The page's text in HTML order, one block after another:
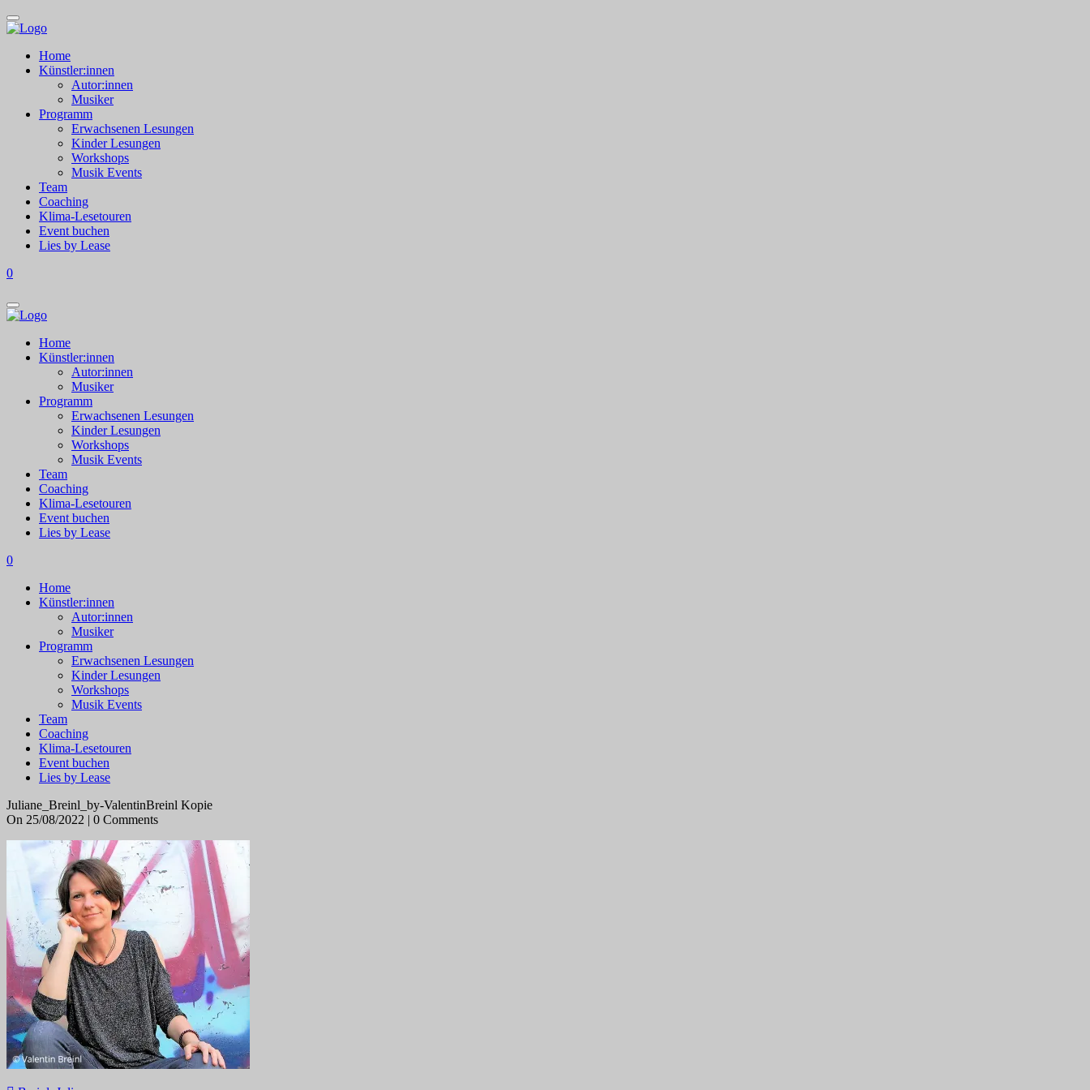
Home
Künstler:innen
Autor:innen
Musiker
Programm
Erwachsenen Lesungen
Kinder Lesungen
Workshops
Musik Events
Team
Coaching
Klima-Lesetouren
Event buchen
Lies by Lease
0
Home
Künstler:innen
Autor:innen
Musiker
Programm
Erwachsenen Lesungen
Kinder Lesungen
Workshops
Musik Events
Team
Coaching
Klima-Lesetouren
Event buchen
Lies by Lease
0
Home
Künstler:innen
Autor:innen
Musiker
Programm
Erwachsenen Lesungen
Kinder Lesungen
Workshops
Musik Events
Team
Coaching
Klima-Lesetouren
Event buchen
Lies by Lease
Juliane_Breinl_by-ValentinBreinl Kopie
On 25/08/2022 | 0 Comments